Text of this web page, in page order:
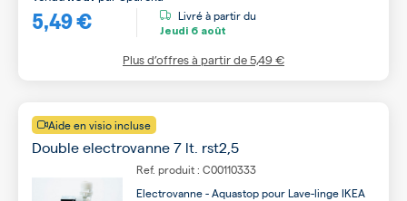
5,49 € Livré à partir du
Jeudi 6 août
Plus d’offres à partir de5,49 €
Aide en visio incluse
Double electrovanne 7 lt. rst2,5
Ref. produit : C00110333
Electrovanne - Aquastop pour Lave-linge IKEA